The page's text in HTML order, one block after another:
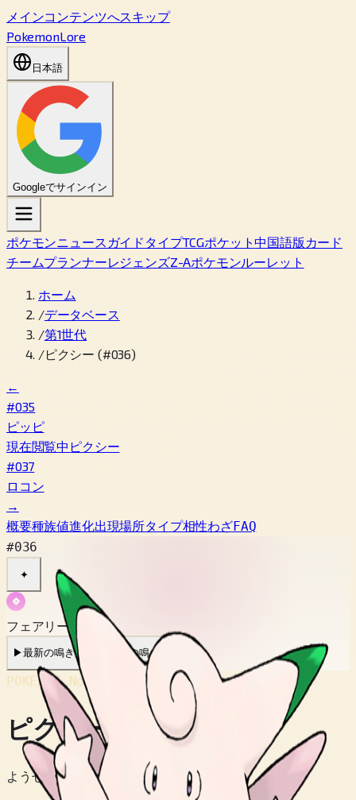
メインコンテンツへスキップ
PokemonLore
日本語
Googleでサインイン
ポケモンニュース ガイド タイプTCGポケット中国語版カード
チームプランナーレジェンズZ-Aポケモンルーレット
ホーム
/データベース
/第1世代
/ピクシー (#036)
←
#035
ピッピ
現在閲覧中 ピクシー
#037
ロコン
→
概要種族値進化出現場所タイプ相性わざFAQ
#036
✦
フェアリー
▶最新の鳴き声 旧作の鳴き声
POKÉDEX No.
ピクシー
ようせいポケモン